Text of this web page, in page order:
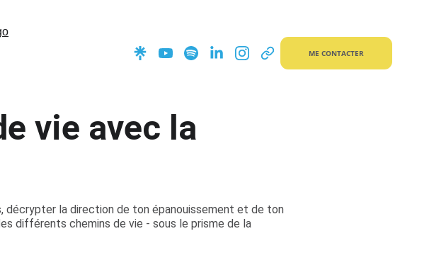
ME CONTACTER
vie avec la
décrypter la direction de ton épanouissement et de ton
différents chemins de vie - sous le prisme de la